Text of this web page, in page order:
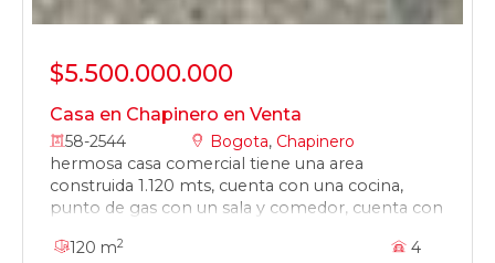
$5.500.000.000
Casa en Chapinero en Venta
58-2544 Bogota, Chapinero
hermosa casa comercial tiene una area
construida 1.120 mts, cuenta con una cocina,
punto de gas con un sala y comedor, cuenta con
tiene 4 garaje, tiene una terreza y balcon, una
120 m2 4